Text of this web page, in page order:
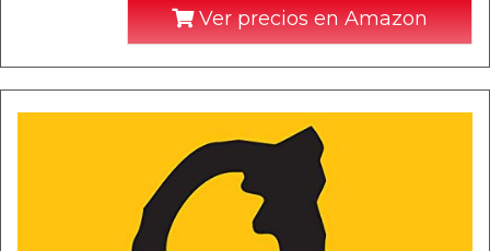
Ver precios en Amazon